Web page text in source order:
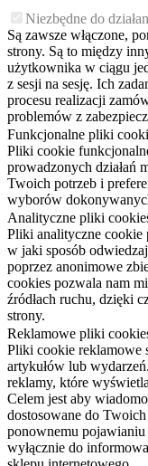
Niezbędne do
Są zawsze włączone,
strony. Są to między
użytkownika w ciągu
z sesji na sesję. Ich
procesu realizacji
problemów z
Funkcjonalne pliki
Pliki cookie
prowadzonych działań
Twoich potrzeb i
wyborów
Analityczne pliki
Pliki analityczne cookie
w jaki sposób
poprzez anonimowe
cookies pozwala nam
źródłach ruchu, dzięki
strony.
Reklamowe pliki
Pliki cookie reklamowe
artykułów lub
reklamy, które
Celem jest aby
dostosowane do
ponownemu pojawianiu
wyłącznie do